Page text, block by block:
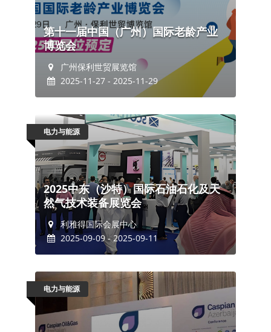
第十一届中国（广州）国际老龄产业
博览会
广州保利世贸展览馆
2025-11-27 - 2025-11-29
电力与能源
2025中东（沙特）国际石油石化及天
然气技术装备展览会
利雅得国际会展中心
2025-09-09 - 2025-09-11
电力与能源